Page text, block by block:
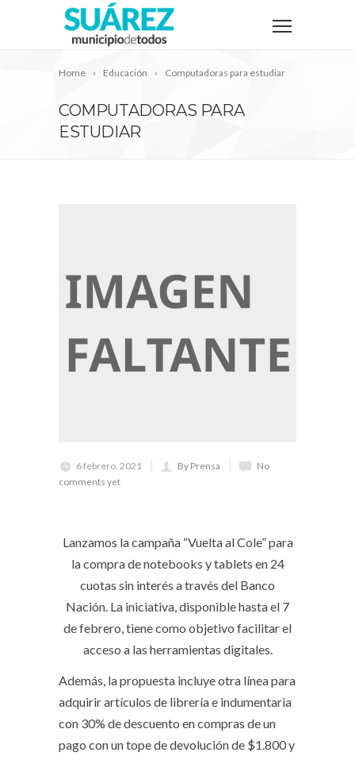
Home Educación Computadoras para estudiar
COMPUTADORAS PARA
ESTUDIAR
6 febrero, 2021 By Prensa
No
comments yet
Lanzamos la campaña “Vuelta al Cole” para
la compra de notebooks y tablets en 24
cuotas sin interés a través del Banco
Nación. La iniciativa, disponible hasta el 7
de febrero, tiene como objetivo facilitar el
acceso a las herramientas digitales.
Además, la propuesta incluye otra línea para
adquirir artículos de librería e indumentaria
con 30% de descuento en compras de un
pago con un tope de devolución de $1.800 y